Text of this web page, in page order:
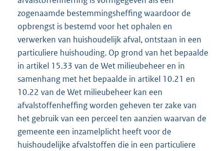
zogenaamde bestemmingsheffing waardoor de
opbrengst is bestemd voor het ophalen en
verwerken van huishoudelijk afval, ontstaan in een
particuliere huishouding. Op grond van het bepaalde
in artikel 15.33 van de Wet milieubeheer en in
samenhang met het bepaalde in artikel 10.21 en
10.22 van de Wet milieubeheer kan een
afvalstoffenheffing worden geheven ter zake van
het gebruik van een perceel ten aanzien waarvan de
gemeente een inzamelplicht heeft voor de
huishoudelijke afvalstoffen die in een particuliere